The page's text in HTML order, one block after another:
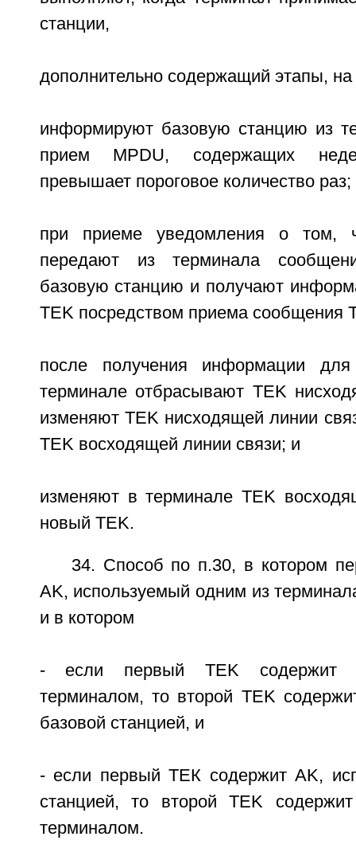
станции,
дополнительно содержащий этапы, на
информируют базовую станцию из
прием MPDU, содержащих
превышает пороговое количество раз;
при приеме уведомления о том,
передают из терминала
базовую станцию и получают
TEK посредством приема сообщения
после получения информации
терминале отбрасывают TEK
изменяют TEK нисходящей линии
TEK восходящей линии связи; и
изменяют в терминале TEK
новый TEK.
34. Способ по п.30, в котором
AK, используемый одним из
и в котором
- если первый TEK содержит
терминалом, то второй TEK
базовой станцией, и
- если первый ТЕК содержит AK,
станцией, то второй TEK
терминалом.